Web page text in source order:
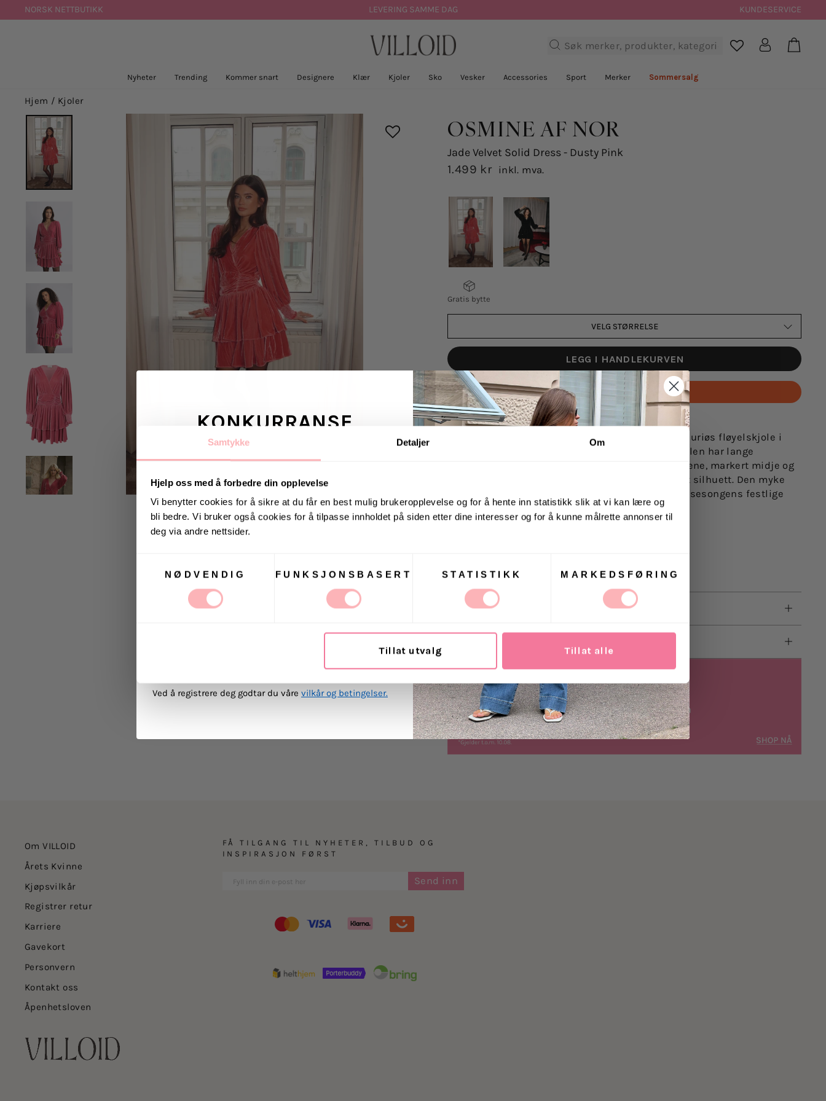
Samtykke Detaljer Om
Hjelp oss med å forbedre din opplevelse
Vi benytter cookies for å sikre at du får en best mulig brukeropplevelse og for å hente inn statistikk slik at vi kan lære og
bli bedre. Vi bruker også cookies for å tilpasse innholdet på siden etter dine interesser og for å kunne målrette annonser til
deg via andre nettsider.
NØDVENDIG
FUNKSJONSBASERT STATISTIKK MARKEDSFØRING
Tillat utvalg Tillat alle
til
NORSK NETTBUTIKK LEVERING SAMME DAG KUNDESERVICE
Søk  Logg inn
Nyheter Trending Kommer snart Designere Klær Kjoler Sko Vesker Accessories Sport Merker Sommersalg
Hjem / Kjoler
OSMINE AF NOR
Jade Velvet Solid Dress - Dusty Pink
1.499 kr inkl. mva.
Gratis bytte
VELG STØRRELSE
VELG
STØRRELSE
VELG
STØRRELSE
LEGG I HANDLEKURVEN
Betal med
Jade Velvet Solid Dress fra OSMINE af nor. En luksuriøs fløyelskjole i
dyp rosa nyanse med elegant omslagsdesign. Kjolen har lange
voluminøse ermer med smockdetaljer i mansjettene, markert midje og
et lagdelt skjørt som gir en leken, men sofistikert silhuett. Den myke
fløyelen tilfører både komfort og glam, perfekt til sesongens festlige
anledninger.
Dobbeltlagdelt skjørt for ekstra volum
Amalie er 169 cm og har på seg str. 36
OSMINE af nors kjoler skal passe alle - det ligger i merkets DNA. Komfortabel
stretch sikrer en god passform - slik at du er sikker på at kjolen sitter godt
med en komfortabel passform.
Les mer
Levering
Om VILLOID
Årets Kvinne
Kjøpsvilkår
Registrer retur
Karriere
Gavekort
Personvern
Kontakt oss
Åpenhetsloven
FÅ TILGANG TIL NYHETER, TILBUD OG
INSPIRASJON FØRST
Send inn
KONKURRANSE
Vinn valgfrie jeans fra Jeanerica
til deg og en venn <3
Vinneren annonseres 9. august via Instagram
Ja, jeg samtykker til at Villoid kan sende meg
Ved å registrere deg godtar du våre vilkår og betingelser.